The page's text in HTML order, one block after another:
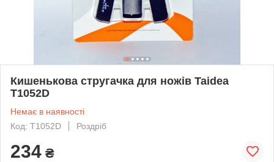
Кишенькова стругачка для ножів Taidea
T1052D
Немає в наявності
Код: T1052D
Роздріб
234 ₴